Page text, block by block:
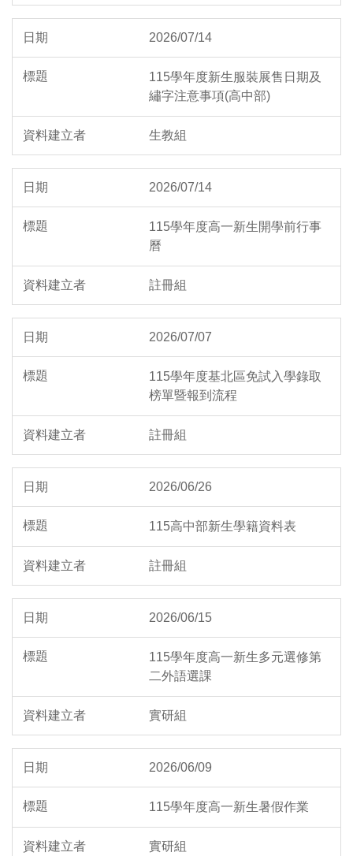
2026/07/14
115學年度新生服裝展售日期及
繡字注意事項(高中部)
生教組
2026/07/14
115學年度高一新生開學前行事
曆
註冊組
2026/07/07
115學年度基北區免試入學錄取
榜單暨報到流程
註冊組
2026/06/26
115高中部新生學籍資料表
註冊組
2026/06/15
115學年度高一新生多元選修第
二外語選課
實研組
2026/06/09
115學年度高一新生暑假作業
實研組